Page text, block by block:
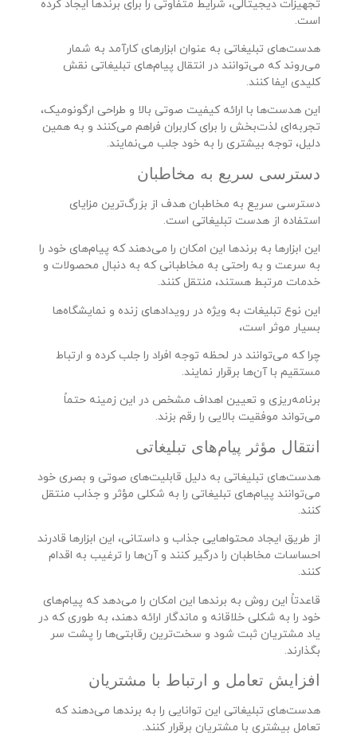
تجهیزات دیجیتالی، شرایط متفاوتی را برای برندها ایجاد کرده
است.
هدست‌های تبلیغاتی به عنوان ابزارهای کارآمد به شمار
می‌روند که می‌توانند در انتقال پیام‌های تبلیغاتی نقش
کلیدی ایفا کنند.
این هدست‌ها با ارائه کیفیت صوتی بالا و طراحی ارگونومیک،
تجربه‌ای لذت‌بخش را برای کاربران فراهم می‌کنند و به همین
دلیل، توجه بیشتری را به خود جلب می‌نمایند.
دسترسی سریع به مخاطبان
دسترسی سریع به مخاطبان هدف از بزرگ‌ترین مزایای
استفاده از هدست تبلیغاتی است.
این ابزارها به برندها این امکان را می‌دهند که پیام‌های خود را
به سرعت و به راحتی به مخاطبانی که به دنبال محصولات و
خدمات مرتبط هستند، منتقل کنند.
این نوع تبلیغات به ویژه در رویدادهای زنده و نمایشگاه‌ها
بسیار موثر است،
چرا که می‌توانند در لحظه توجه افراد را جلب کرده و ارتباط
مستقیم با آن‌ها برقرار نمایند.
برنامه‌ریزی و تعیین اهداف مشخص در این زمینه حتماً
می‌تواند موفقیت بالایی را رقم بزند.
انتقال مؤثر پیام‌های تبلیغاتی
هدست‌های تبلیغاتی به دلیل قابلیت‌های صوتی و بصری خود
می‌توانند پیام‌های تبلیغاتی را به شکلی مؤثر و جذاب منتقل
کنند.
از طریق ایجاد محتواهایی جذاب و داستانی، این ابزارها قادرند
احساسات مخاطبان را درگیر کنند و آن‌ها را ترغیب به اقدام
کنند.
قاعدتاً این روش به برندها این امکان را می‌دهد که پیام‌های
خود را به شکلی خلاقانه و ماندگار ارائه دهند، به طوری که در
یاد مشتریان ثبت شود و سخت‌ترین رقابتی‌ها را پشت سر
بگذارند.
افزایش تعامل و ارتباط با مشتریان
هدست‌های تبلیغاتی این توانایی را به برندها می‌دهند که
تعامل بیشتری با مشتریان برقرار کنند.